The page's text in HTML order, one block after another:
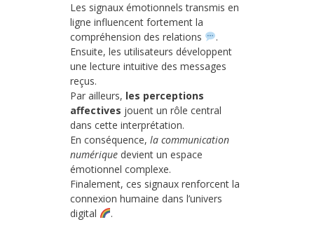
Les signaux émotionnels transmis en
ligne influencent fortement la
compréhension des relations
.
Ensuite, les utilisateurs développent
une lecture intuitive des messages
reçus.
Par ailleurs, les perceptions
affectives jouent un rôle central
dans cette interprétation.
En conséquence, la communication
numérique devient un espace
émotionnel complexe.
Finalement, ces signaux renforcent la
connexion humaine dans l’univers
digital
.